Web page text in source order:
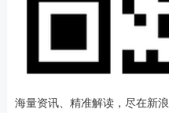
海量资讯、精准解读，尽在新